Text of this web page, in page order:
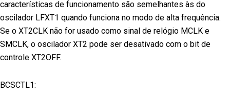
características de funcionamento são semelhantes às do
oscilador LFXT1 quando funciona no modo de alta frequência.
Se o XT2CLK não for usado como sinal de relógio MCLK e
SMCLK, o oscilador XT2 pode ser desativado com o bit de
controle XT2OFF.
BCSCTL1: